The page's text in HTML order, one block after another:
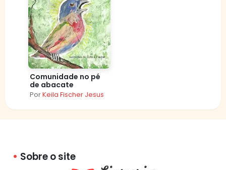
Comunidade no pé
de abacate
PorKeila Fischer Jesus
Sobre o site